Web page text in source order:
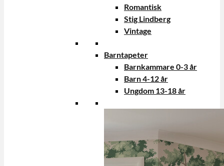
Romantisk
Stig Lindberg
Vintage
Barntapeter
Barnkammare 0-3 år
Barn 4-12 år
Ungdom 13-18 år